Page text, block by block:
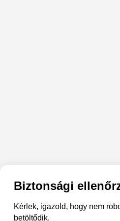
Biztonsági
Kérlek, igazold, hogy nem
betöltődik.